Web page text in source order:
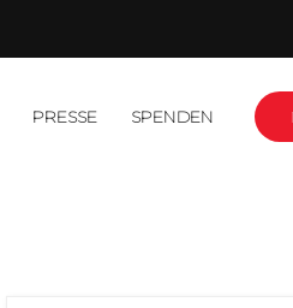
PRESSE SPENDEN